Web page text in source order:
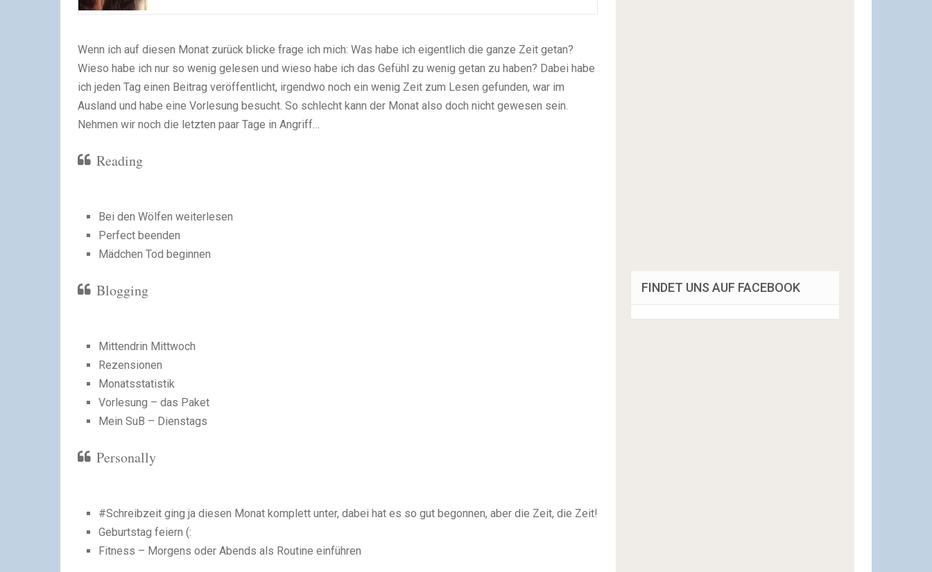
Wenn ich auf diesen Monat zurück blicke frage ich mich: Was habe ich eigentlich die ganze Zeit getan?
Wieso habe ich nur so wenig gelesen und wieso habe ich das Gefühl zu wenig getan zu haben? Dabei habe
ich jeden Tag einen Beitrag veröffentlicht, irgendwo noch ein wenig Zeit zum Lesen gefunden, war im
Ausland und habe eine Vorlesung besucht. So schlecht kann der Monat also doch nicht gewesen sein.
Nehmen wir noch die letzten paar Tage in Angriff…
Reading
Bei den Wölfen weiterlesen
Perfect beenden
Mädchen Tod beginnen
Blogging
Mittendrin Mittwoch
Rezensionen
Monatsstatistik
Vorlesung – das Paket
Mein SuB – Dienstags
Personally
#Schreibzeit ging ja diesen Monat komplett unter, dabei hat es so gut begonnen, aber die Zeit, die Zeit!
Geburtstag feiern (:
Fitness – Morgens oder Abends als Routine einführen
FINDET UNS AUF FACEBOOK